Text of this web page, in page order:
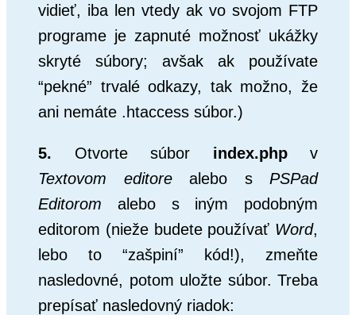
vidieť, iba len vtedy ak vo svojom FTP
programe je zapnuté možnosť ukážky
skryté súbory; avšak ak používate
“pekné” trvalé odkazy, tak možno, že
ani nemáte .htaccess súbor.)
5. Otvorte súbor index.phpv
Textovom editore alebo s PSPad
Editorom alebo s iným podobným
editorom (nieže budete používať Word,
lebo to “zašpiní” kód!), zmeňte
nasledovné, potom uložte súbor. Treba
prepísať nasledovný riadok: